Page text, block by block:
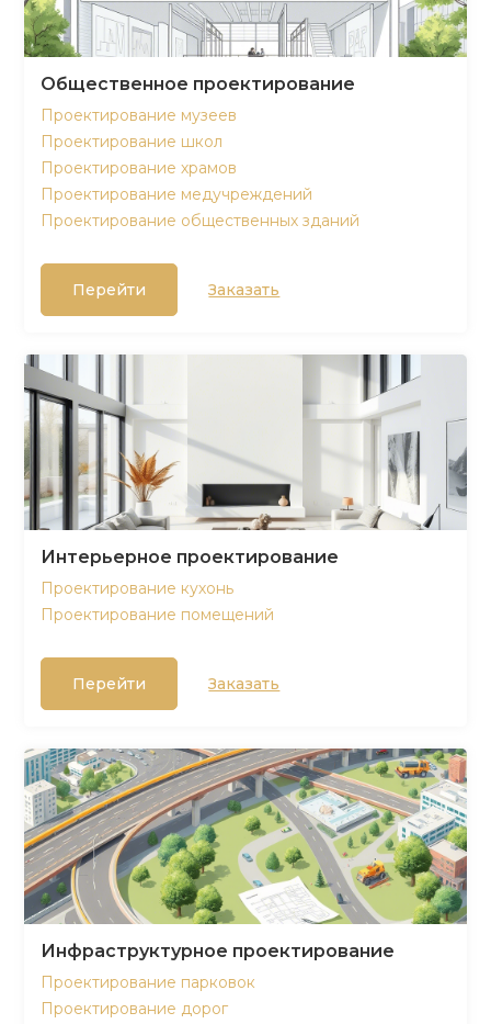
Общественное проектирование
Проектирование музеев
Проектирование школ
Проектирование храмов
Проектирование медучреждений
Проектирование общественных зданий
Перейти Заказать
Интерьерное проектирование
Проектирование кухонь
Проектирование помещений
Перейти Заказать
Инфраструктурное проектирование
Проектирование парковок
Проектирование дорог